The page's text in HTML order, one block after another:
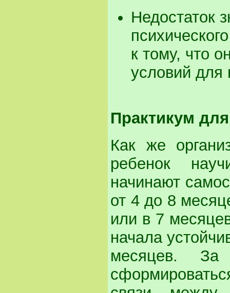
Недостаток
к тому, что
условий
Практикум
Как же
ребенок
начинают
от 4 до 8
или в 7
начала
месяцев.